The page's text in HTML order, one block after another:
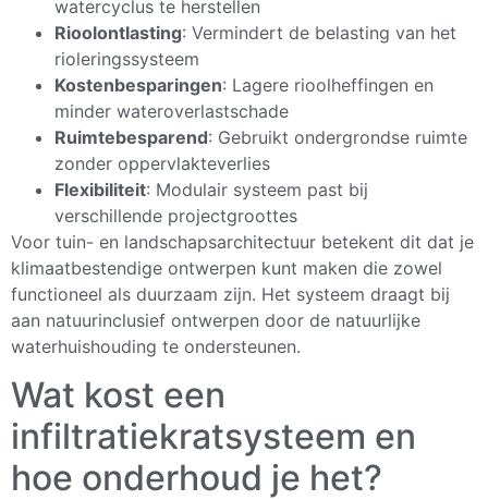
watercyclus te herstellen
Rioolontlasting: Vermindert de belasting van het
rioleringssysteem
Kostenbesparingen: Lagere rioolheffingen en
minder wateroverlastschade
Ruimtebesparend: Gebruikt ondergrondse ruimte
zonder oppervlakteverlies
Flexibiliteit: Modulair systeem past bij
verschillende projectgroottes
Voor tuin- en landschapsarchitectuur betekent dit dat je
klimaatbestendige ontwerpen kunt maken die zowel
functioneel als duurzaam zijn. Het systeem draagt bij
aan natuurinclusief ontwerpen door de natuurlijke
waterhuishouding te ondersteunen.
Wat kost een
infiltratiekratsysteem en
hoe onderhoud je het?